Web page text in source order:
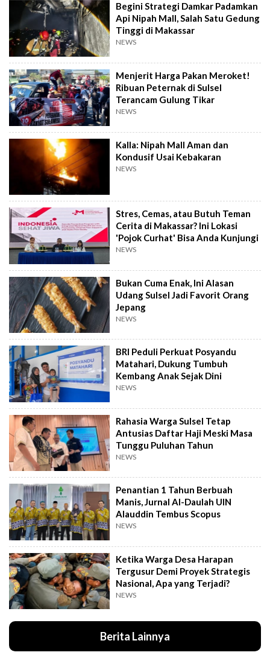
Begini Strategi Damkar Padamkan
Api Nipah Mall, Salah Satu Gedung
Tinggi di Makassar
NEWS
Menjerit Harga Pakan Meroket!
Ribuan Peternak di Sulsel
Terancam Gulung Tikar
NEWS
Kalla: Nipah Mall Aman dan
Kondusif Usai Kebakaran
NEWS
Stres, Cemas, atau Butuh Teman
Cerita di Makassar? Ini Lokasi
'Pojok Curhat' Bisa Anda Kunjungi
NEWS
Bukan Cuma Enak, Ini Alasan
Udang Sulsel Jadi Favorit Orang
Jepang
NEWS
BRI Peduli Perkuat Posyandu
Matahari, Dukung Tumbuh
Kembang Anak Sejak Dini
NEWS
Rahasia Warga Sulsel Tetap
Antusias Daftar Haji Meski Masa
Tunggu Puluhan Tahun
NEWS
Penantian 1 Tahun Berbuah
Manis, Jurnal Al-Daulah UIN
Alauddin Tembus Scopus
NEWS
Ketika Warga Desa Harapan
Tergusur Demi Proyek Strategis
Nasional, Apa yang Terjadi?
NEWS
Berita Lainnya